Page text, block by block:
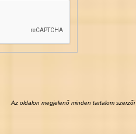
Az oldalon megjelenő minden tartalom